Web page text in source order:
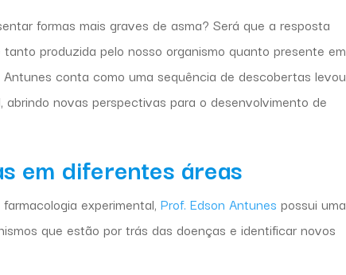
formas mais graves de asma? Será que a resposta
produzida pelo nosso organismo quanto presente em
conta como uma sequência de descobertas levou
novas perspectivas para o desenvolvimento de
em diferentes áreas
experimental, Prof. Edson Antunes possui uma
que estão por trás das doenças e identificar novos